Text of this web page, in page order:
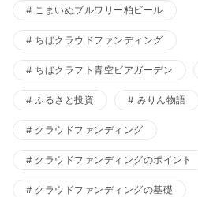
こまいぬブルワリー柏ビール
ちばクラウドファンディング
ちばクラフト青空ビアガーデン
ふるさと投資 みりん物語
クラウドファンディング
クラウドファンディングのポイント
クラウドファンディングの基礎